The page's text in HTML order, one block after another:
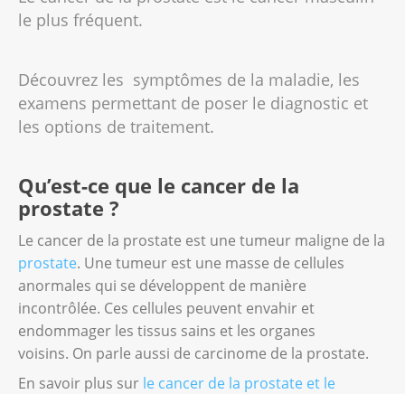
le plus fréquent.
Découvrez les symptômes de la maladie, les
examens permettant de poser le diagnostic et
les options de traitement.
Qu’est-ce que le cancer de la
prostate ?
Le cancer de la prostate est une tumeur maligne de la
prostate. Une tumeur est une masse de cellules
anormales qui se développent de manière
incontrôlée. Ces cellules peuvent envahir et
endommager les tissus sains et les organes
voisins. On parle aussi de carcinome de la prostate.
En savoir plus sur le cancer de la prostate et le